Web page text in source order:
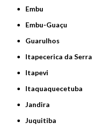
Embu
Embu-Guaçu
Guarulhos
Itapecerica da Serra
Itapevi
Itaquaquecetuba
Jandira
Juquitiba